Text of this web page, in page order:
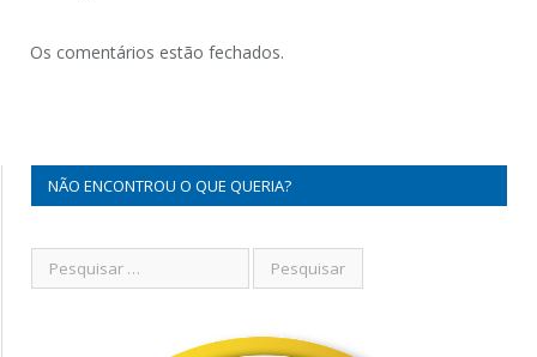
Os comentários estão fechados.
NÃO ENCONTROU O QUE QUERIA?